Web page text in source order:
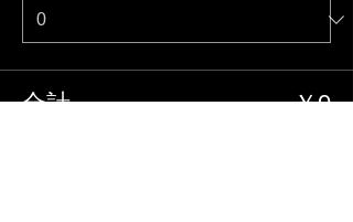
合計 ￥0